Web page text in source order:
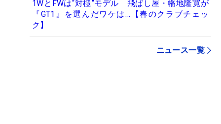
1WとFWは“対極”モデル 飛ばし屋・幡地隆寛が
『GT1』を選んだワケは…【春のクラブチェッ
ク】
ニュース一覧